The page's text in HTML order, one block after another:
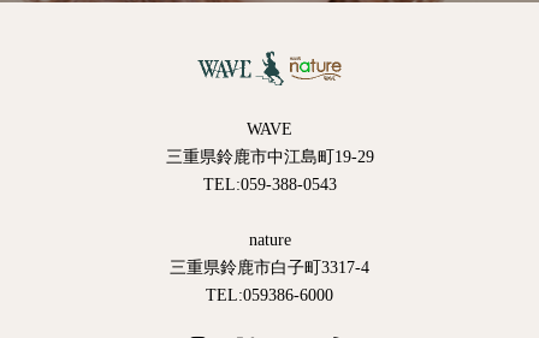
WAVE
三重県鈴鹿市中江島町19-29
TEL:059-388-0543
nature
三重県鈴鹿市白子町3317-4
TEL:059386-6000